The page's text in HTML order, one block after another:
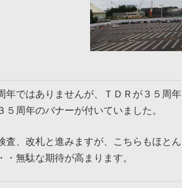
年ではありませんが、ＴＤＲが３５周
５周年のバナーが付いていました。
査、改札と進みますが、こちらもほと
・無駄な期待が高まります。